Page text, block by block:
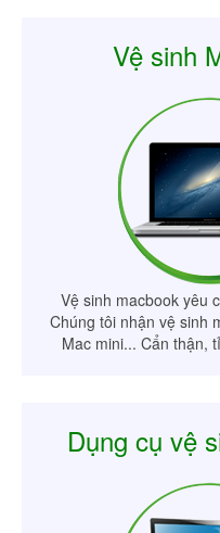
Vệ sinh
Vệ sinh macbook yêu
Chúng tôi nhận vệ sinh
Mac mini... Cẩn thận,
Dụng cụ vệ